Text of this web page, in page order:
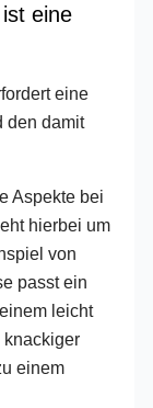
eine
eine
den damit
Aspekte bei
hierbei um
von
passt ein
leicht
knackiger
einem